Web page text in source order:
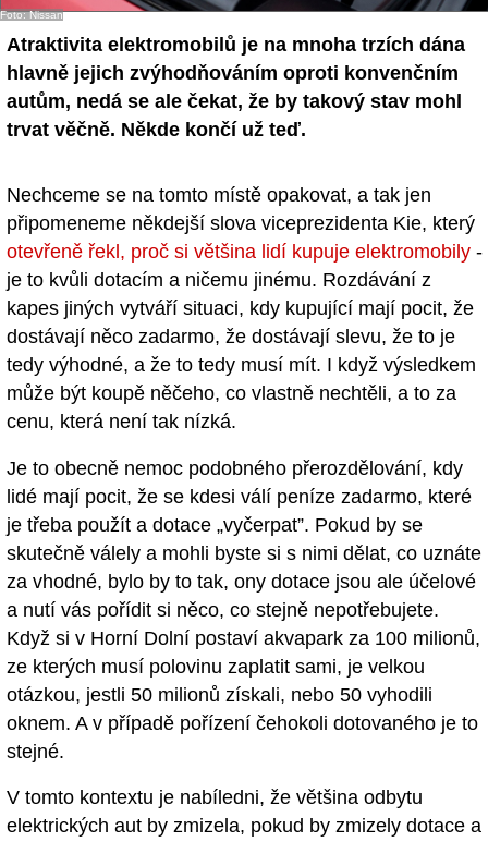
Foto: Nissan
Atraktivita elektromobilů je na mnoha trzích dána
hlavně jejich zvýhodňováním oproti konvenčním
autům, nedá se ale čekat, že by takový stav mohl
trvat věčně. Někde končí už teď.
Nechceme se na tomto místě opakovat, a tak jen
připomeneme někdejší slova viceprezidenta Kie, který
otevřeně řekl, proč si většina lidí kupuje elektromobily -
je to kvůli dotacím a ničemu jinému. Rozdávání z
kapes jiných vytváří situaci, kdy kupující mají pocit, že
dostávají něco zadarmo, že dostávají slevu, že to je
tedy výhodné, a že to tedy musí mít. I když výsledkem
může být koupě něčeho, co vlastně nechtěli, a to za
cenu, která není tak nízká.
Je to obecně nemoc podobného přerozdělování, kdy
lidé mají pocit, že se kdesi válí peníze zadarmo, které
je třeba použít a dotace „vyčerpat”. Pokud by se
skutečně válely a mohli byste si s nimi dělat, co uznáte
za vhodné, bylo by to tak, ony dotace jsou ale účelové
a nutí vás pořídit si něco, co stejně nepotřebujete.
Když si v Horní Dolní postaví akvapark za 100 milionů,
ze kterých musí polovinu zaplatit sami, je velkou
otázkou, jestli 50 milionů získali, nebo 50 vyhodili
oknem. A v případě pořízení čehokoli dotovaného je to
stejné.
V tomto kontextu je nabíledni, že většina odbytu
elektrických aut by zmizela, pokud by zmizely dotace a